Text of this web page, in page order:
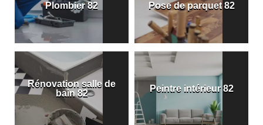
Plombier 82 Pose de parquet 82
Rénovation salle de
bain 82
Peintre intérieur 82